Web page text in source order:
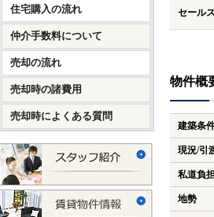
セール
物件概
建築条
現況/引
私道負
地勢
住宅購入の流れ
仲介手数料について
売却の流れ
売却時の諸費用
売却時によくある質問